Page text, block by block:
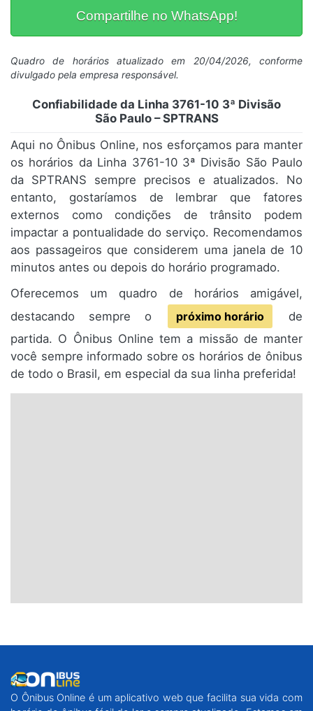
Compartilhe no WhatsApp!
Quadro de horários atualizado em 20/04/2026, conforme
divulgado pela empresa responsável.
Confiabilidade da Linha 3761-10 3ª Divisão
São Paulo – SPTRANS
Aqui no Ônibus Online, nos esforçamos para manter
os horários da Linha 3761-10 3ª Divisão São Paulo
da SPTRANS sempre precisos e atualizados. No
entanto, gostaríamos de lembrar que fatores
externos como condições de trânsito podem
impactar a pontualidade do serviço. Recomendamos
aos passageiros que considerem uma janela de 10
minutos antes ou depois do horário programado.
Oferecemos um quadro de horários amigável,
destacando sempre o
próximo horário
de
partida. O Ônibus Online tem a missão de manter
você sempre informado sobre os horários de ônibus
de todo o Brasil, em especial da sua linha preferida!
O Ônibus Online é um aplicativo web que facilita sua vida com